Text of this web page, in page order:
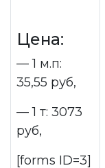
Цена:
— 1 м.п:
35,55 руб,
— 1 т: 3073
руб,
[forms ID=3]